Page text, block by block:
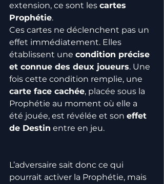
extension, ce sont les cartes
Prophétie.
Ces cartes ne déclenchent pas un
effet immédiatement. Elles
établissent une condition précise
et connue des deux joueurs. Une
fois cette condition remplie, une
carte face cachée, placée sous la
Prophétie au moment où elle a
été jouée, est révélée et son effet
de Destin entre en jeu.
L’adversaire sait donc ce qui
pourrait activer la Prophétie, mais